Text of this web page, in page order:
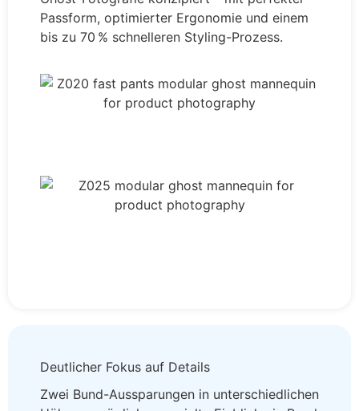
Passform, optimierter Ergonomie und einem
bis zu 70 % schnelleren Styling-Prozess.
Deutlicher Fokus auf Details
Zwei Bund-Aussparungen in unterschiedlichen